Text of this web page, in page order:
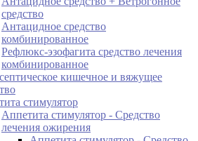
средство
Антацидное средство
комбинированное
Рефлюкс-эзофагита средство лечения
комбинированное
кишечное и вяжущее
стимулятор
Аппетита стимулятор - Средство
лечения ожирения